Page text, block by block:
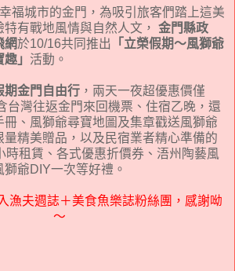
福城市的金門，為吸引旅客們踏上這美
有戰地風情與自然人文， 金門縣政
網於10/16共同推出 「立榮假期～風獅爺
」 活動。
期金門自由行 ，兩天一夜超優惠價僅
台灣往返金門來回機票、住宿乙晚，還
冊、風獅爺尋寶地圖及集章戳送風獅爺
精美贈品，以及民宿業者精心準備的
時租賃、各式優惠折價券、浯州陶藝風
爺DIY一次等好禮。
漁夫週誌＋美食魚樂誌粉絲團，感謝呦
～